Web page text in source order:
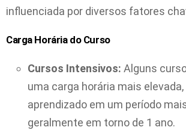
influenciada por diversos fatores
Carga Horária do Curso
Cursos Intensivos: Alguns
uma carga horária mais
aprendizado em um período
geralmente em torno de 1 ano.